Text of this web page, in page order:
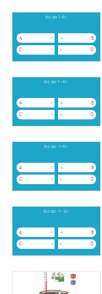
los op: 1-6=
A -7 B
-5
C 7 D
5
los op: 1--6=
A -7 B
-5
C 7 D
5
los op: -1-6=
A -7 B
-5
C 7 D
5
los op: -1--6=
A -7 B
-5
C 7 D
5